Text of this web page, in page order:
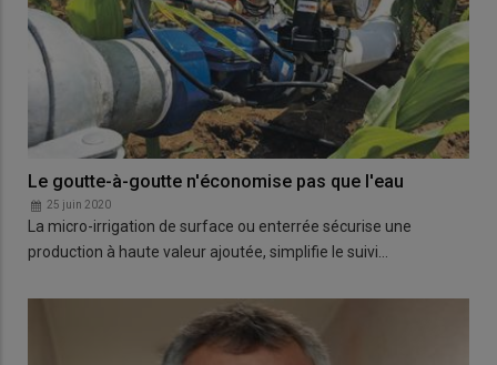
Le goutte-à-goutte n'économise pas que l'eau
25 juin 2020
La micro-irrigation de surface ou enterrée sécurise une
production à haute valeur ajoutée, simplifie le suivi…